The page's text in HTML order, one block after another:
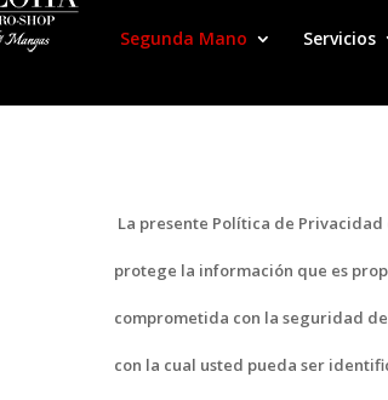
Segunda Mano Servicios
La presente Política de
protege la información que es
comprometida con la seguridad
con la cual usted pueda ser